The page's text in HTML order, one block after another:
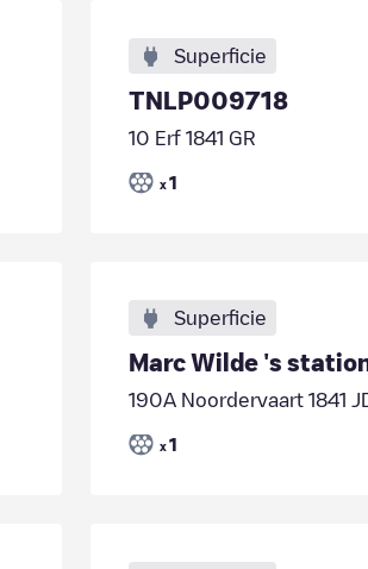
Superficie
TNLP009718
10 Erf 1841 GR
x 1
Superficie
Marc Wilde 's
190A Noordervaart 1841
x 1